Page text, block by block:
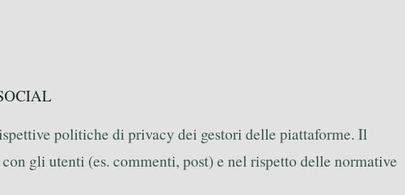
politiche di privacy dei gestori delle piattaforme. Il
gli utenti (es. commenti, post) e nel rispetto delle normative